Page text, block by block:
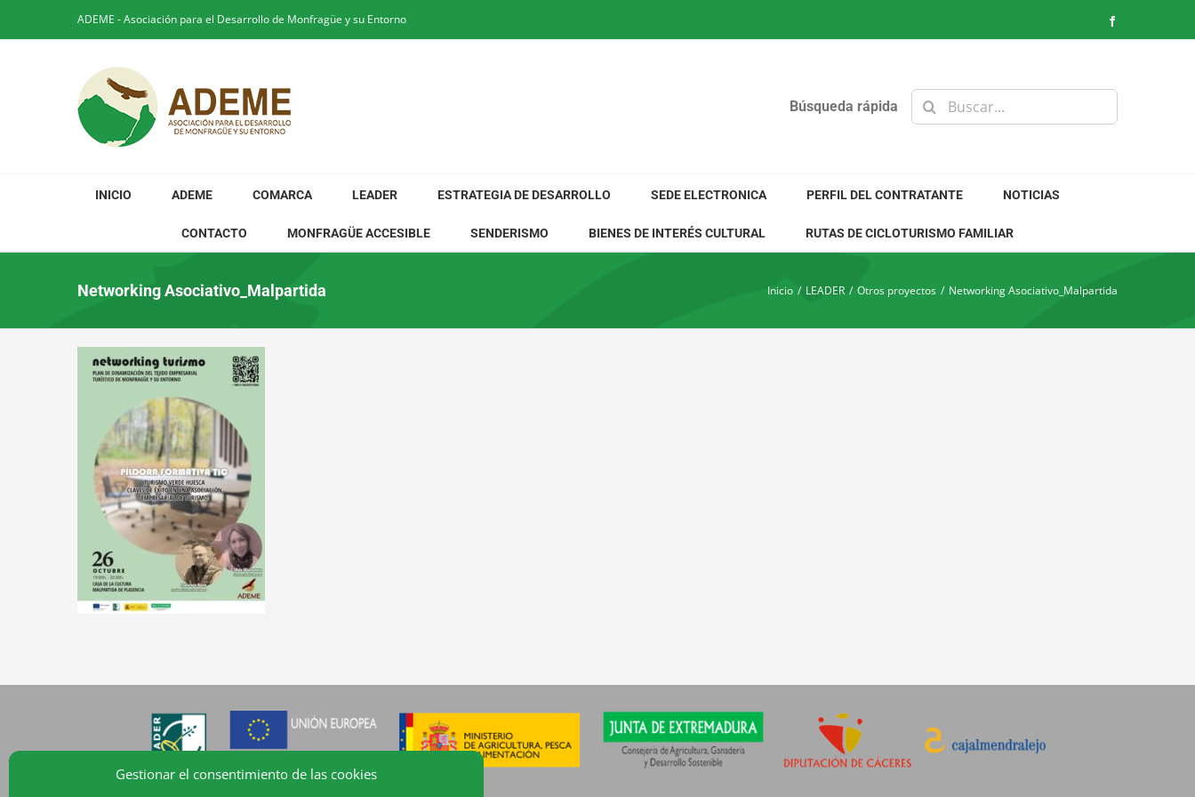
Gestionar el consentimiento de las cookies
ADEME - Asociación para el Desarrollo de Monfragüe y su Entorno
Búsqueda rápida
Buscar:
INICIO ADEME COMARCA LEADER ESTRATEGIA DE DESARROLLO SEDE ELECTRONICA PERFIL DEL CONTRATANTE NOTICIAS
CONTACTO MONFRAGÜE ACCESIBLE SENDERISMO BIENES DE INTERÉS CULTURAL RUTAS DE CICLOTURISMO FAMILIAR
Networking Asociativo_Malpartida Inicio / LEADER / Otros proyectos / Networking Asociativo_Malpartida